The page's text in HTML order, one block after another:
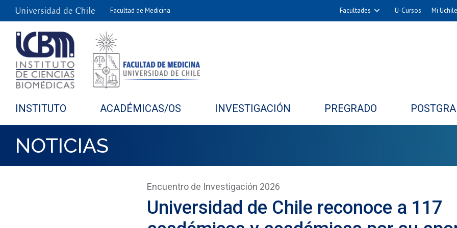
Facultad de Medicina Facultades
Filosofía y Humanidades
U-Cursos Mi Uchile
INSTITUTO ACADÉMICAS/OS INVESTIGACIÓN PREGRADO
NOTICIAS
Encuentro de Investigación 2026
Universidad de Chile reconoce a 117